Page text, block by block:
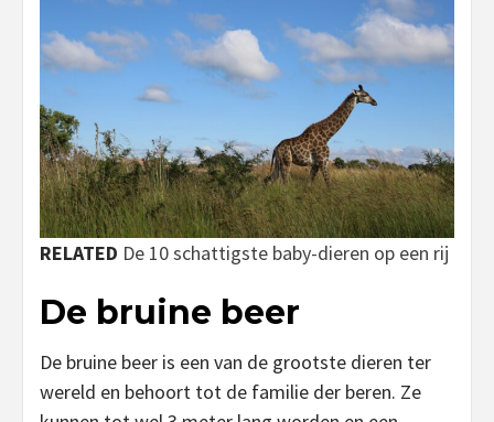
RELATED De 10 schattigste baby-dieren op een rij
De bruine beer
De bruine beer is een van de grootste dieren ter
wereld en behoort tot de familie der beren. Ze